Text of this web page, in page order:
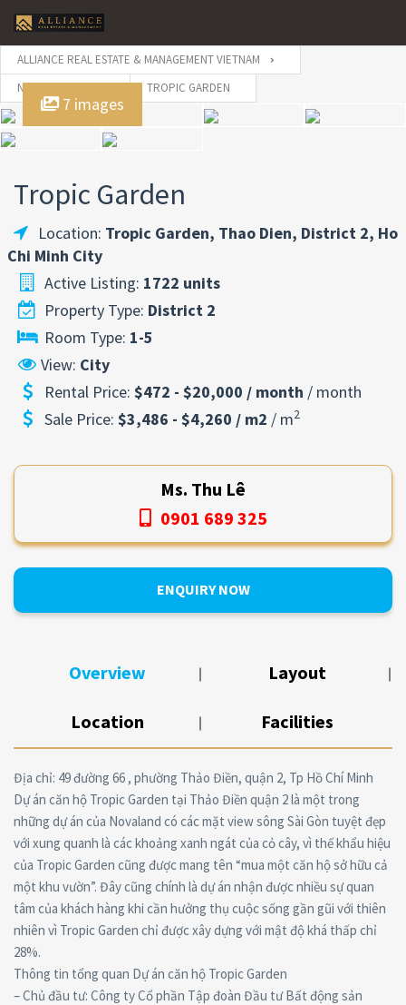
ALLIANCE REAL ESTATE & MANAGEMENT VIETNAM
NEW PROJECT
TROPIC GARDEN
7 images
Tropic Garden
Location: Tropic Garden, Thao Dien, District 2, Ho
Chi Minh City
Active Listing: 1722 units
Property Type: District 2
Room Type: 1-5
View: City
Rental Price: $472 - $20,000 / month / month
Sale Price: $3,486 - $4,260 / m2 / m2
Ms. Thu Lê
0901 689 325
ENQUIRY NOW
Overview Layout
Location Facilities
Địa chỉ: 49 đường 66 , phường Thảo Điền, quận 2, Tp Hồ Chí Minh
Dự án căn hộ Tropic Garden tại Thảo Điền quận 2 là một trong
những dự án của Novaland có các mặt view sông Sài Gòn tuyệt đẹp
với xung quanh là các khoảng xanh ngát của cỏ cây, vì thế khẩu hiệu
của Tropic Garden cũng được mang tên “mua một căn hộ sở hữu cả
một khu vườn”. Đây cũng chính là dự án nhận được nhiều sự quan
tâm của khách hàng khi cần hưởng thụ cuộc sống gần gũi với thiên
nhiên vì Tropic Garden chỉ được xây dựng với mật độ khá thấp chỉ
28%.
Thông tin tổng quan Dự án căn hộ Tropic Garden
– Chủ đầu tư: Công ty Cổ phần Tập đoàn Đầu tư Bất động sản